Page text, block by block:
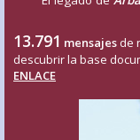
13.791 mensajes de
descubrir la base
ENLACE